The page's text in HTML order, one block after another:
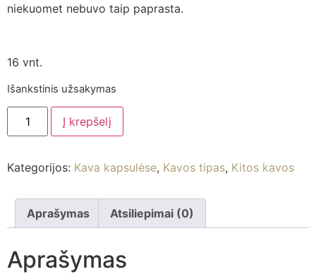
niekuomet nebuvo taip paprasta.
16 vnt.
Išankstinis užsakymas
Į krepšelį
Kategorijos: Kava kapsulėse, Kavos tipas, Kitos kavos
Aprašymas Atsiliepimai (0)
Aprašymas